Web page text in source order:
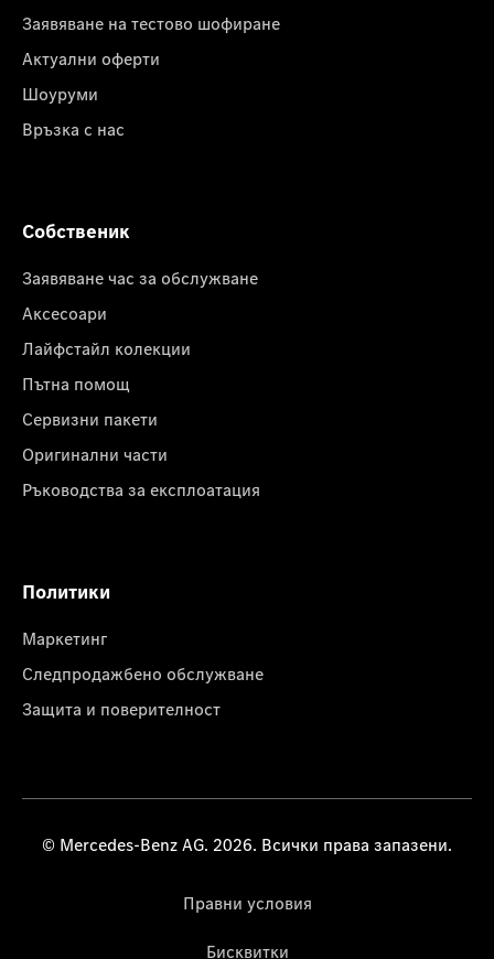
Заявяване на тестово шофиране
Актуални оферти
Шоуруми
Връзка с нас
Собственик
Заявяване час за обслужване
Аксесоари
Лайфстайл колекции
Пътна помощ
Сервизни пакети
Оригинални части
Ръководства за експлоатация
Политики
Маркетинг
Следпродажбено обслужване
Защита и поверителност
© Mercedes-Benz AG. 2026. Всички права запазени.
Правни условия
Бисквитки